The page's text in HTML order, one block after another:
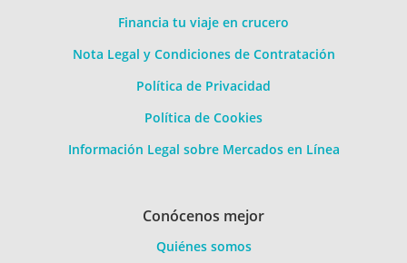
Financia tu viaje en crucero
Nota Legal y Condiciones de Contratación
Política de Privacidad
Política de Cookies
Información Legal sobre Mercados en Línea
Conócenos mejor
Quiénes somos